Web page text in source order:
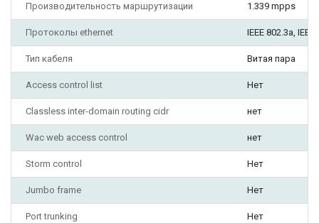
Производительность маршрутизации 1.339 mpps
Протоколы ethernet IEEE 802.3a, IEEE
Тип кабеля Витая пара
Access control list Нет
Classless inter-domain routing cidr нет
Wac web access control нет
Storm control Нет
Jumbo frame Нет
Port trunking Нет